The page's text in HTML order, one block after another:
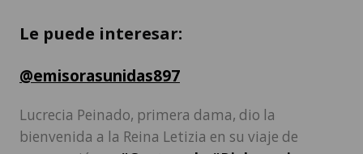
Le puede interesar:
@emisorasunidas897
Lucrecia Peinado, primera dama, dio la
bienvenida a la Reina Letizia en su viaje de